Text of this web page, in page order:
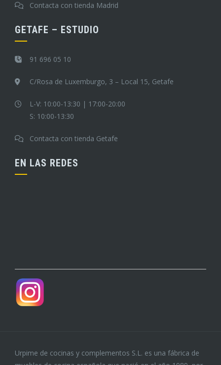
Contacta con tienda Madrid
GETAFE – ESTUDIO
91 696 05 10
C/Rosa de Luxemburgo, 3 – Local 15, Getafe
L-V: 10:00-13:30 | 17:00-20:00
S: 10:00-13:30
Contacta con tienda Getafe
EN LAS REDES
Urpime de cocinas y complementos S.L. es una fábrica de